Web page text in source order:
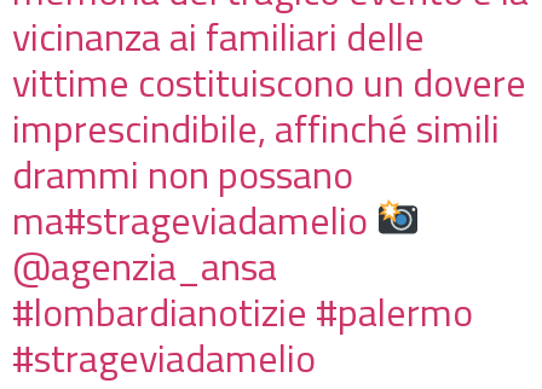
vicinanza ai familiari delle
vittime costituiscono un dovere
imprescindibile, affinché simili
drammi non possano
ma#strageviadamelio
@agenzia_ansa
#lombardianotizie #palermo
#strageviadamelio